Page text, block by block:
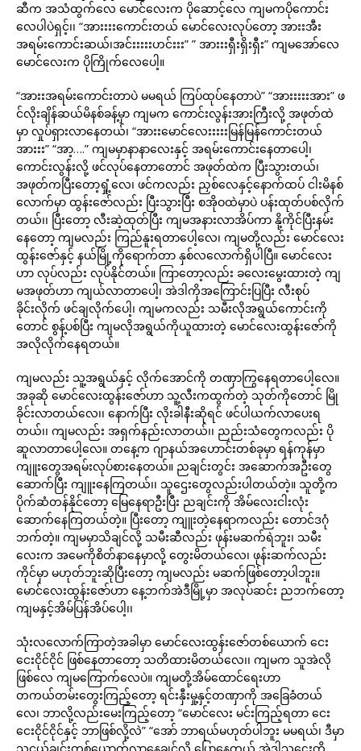
ဆီက အသံထွက်လေ မောင်လေးက ပိုဆောင့်လေ ကျမကပိုကောင်း
လေပါပဲရှင့်၊၊ “အားးးးကောင်းတယ် မောင်လေးလုပ်တော့ အားးအီး
အရမ်းကောင်းဆယ်၊အင်းးးးးဟင်းးး” ” အားးးရှီးရှိးရှီး” ကျမအော်လေ
မောင်လေးက ပိုကြိုက်လေပေါ့။
“အားးအရမ်းကောင်းတာပဲ မမရယ် ကြပ်ထုပ်နေတာပဲ” “အားးးးးအား” ဖ
င်လိုးချိန်ဆယ်မိနစ်ခန့်မှာ ကျမက ကောင်းလွန်းအားကြီးလို့ အဖုတ်ထဲ
မှာ လှုပ်ရှားလာနေတယ်၊ “အားးမောင်လေးးးးးမြန်မြန်ကောင်းတယ်
အားးး” “အာ့….” ကျမမှာနာနာလေးနှင့် အရမ်းကောင်းနေတာပေါ့၊
ကောင်းလွန်းလို့ ဖင်လုပ်နေတာတောင် အဖုတ်ထဲက ပြီးသွားတယ်၊
အဖုတ်ကပြီးတော့ရှုံ့လေ၊ ဖင်ကလည်း ညှစ်လေနှင့်နောက်ထပ် ငါးမိနစ်
လောက်မှာ ထွန်းဇော်လည်း ပြီးသွားပြီး စအိုဝထဲမှာပဲ ပန်းထုတ်ပစ်လိုက်
တယ်၊၊ ပြီးတော့ လီးဆဲ့ထုတ်ပြီး ကျမအနားလာအိပ်ကာ နို့ကိုင်ပြီးနမ်း
နေတော့ ကျမလည်း ကြည်နူးရတာပေါ့လေ၊ ကျမတို့လည်း မောင်လေး
ထွန်းဇော်နှင့် နယ်မြို့ကိုရောက်တာ နှစ်လလောက်ရှိပါပြီ။ မောင်လေး
ဟာ လုပ်လည်း လုပ်နိုင်တယ်။ ကြာတော့လည်း ခလေးမွေးထားတဲ့ ကျ
မအဖုတ်ဟာ ကျယ်လာတာပေါ့၊ အဲဒါကိုအကြောင်းပြပြီး လီးစုပ်
ခိုင်းလိုက် ဖင်ချလိုက်ပေါ့၊ ကျမကလည်း သမီးလိုအရွယ်ကောင်းကို
တောင် စွန့်ပစ်ပြီး ကျမလိုအရွယ်ကိုယူထားတဲ့ မောင်လေးထွန်းဇော်ကို
အလိုလိုက်နေရတယ်။
ကျမလည်း သူ့အရွယ်နှင့် လိုက်အောင်ကို တဏှာကြွနေရတာပေါ့လေ။
အခုဆို မောင်လေးထွန်းဇော်ဟာ သူ့လီးကထွက်တဲ့ သုတ်ကိုတောင် မြို
ခိုင်းလာတယ်လေ၊၊ နောက်ပြီး လိုးခါနီးဆိုရင် ဖင်ပါယက်လာပေးရ
တယ်၊၊ ကျမလည်း အရှက်နည်းလာတယ်၊၊ ညည်းသံတွေကလည်း ပို
ဆူလာတာပေါ့လေ။ တနေ့က ဂျာနယ်အဟောင်းတစ်ခုမှာ ရန်ကုန်မှာ
ကျူးတွေအရမ်းလုပ်စားနေတယ်။ ညချင်းတွင်း အဆောက်အဦးတွေ
ဆောက်ပြီး ကျူးနေကြတယ်၊၊ သူဌေးတွေလည်းပါတယ်တဲ့။ သူတို့က
ပိုက်ဆံတန်နိုင်တော့ မြေနေရာဦးပြီး ညချင်းကို အိမ်လေးငါးလုံး
ဆောက်နေကြတယ်တဲ့။ ပြီးတော့ ကျူးတဲ့နေရာကလည်း တောင်ဒဂုံ
ဘက်တဲ့။ ကျမမှာသိချင်လို့ သမီးဆီလည်း ဖုန်းမဆက်ရဲဘူး၊ သမီး
လေးက အမေကိုစိတ်နာနေမှာလို့ တွေးမိတယ်လေ၊ ဖုန်းဆက်လည်း
ကိုင်မှာ မဟုတ်ဘူးဆိုပြီးတော့ ကျမလည်း မဆက်ဖြစ်တော့ပါဘူး။
မောင်လေးထွန်းဇော်ဟာ နေ့ဘက်အဲဒီမြို့မှာ အလုပ်ဆင်း ညဘက်တော့
ကျမနှင့်အိမ်ပြန်အိပ်ပေါ့၊၊
သုံးလလောက်ကြာတဲ့အခါမှာ မောင်လေးထွန်းဇော်တစ်ယောက် ငေး
ငေးငိုင်ငိုင် ဖြစ်နေတာတော့ သတိထားမိတယ်လေ၊၊ ကျမက သူအဲလို
ဖြစ်လေ ကျမကြောက်လေပဲ။ ကျမတို့အိမ်ထောင်ရေးဟာ
တကယ်တမ်းတွေးကြည့်တော့ ရင်းနှီးမှု့နှင့်တဏှာကို အခြေခံတယ်
လေ၊ ဘာလို့လည်းမေးကြည့်တော့ “မောင်လေး မင်းကြည့်ရတာ ငေး
ငေးငိုင်ငိုင်နှင့် ဘာဖြစ်လို့လဲ” “အော် ဘာရယ်မဟုတ်ပါဘူး မမရယ်၊ ဒီမှာ